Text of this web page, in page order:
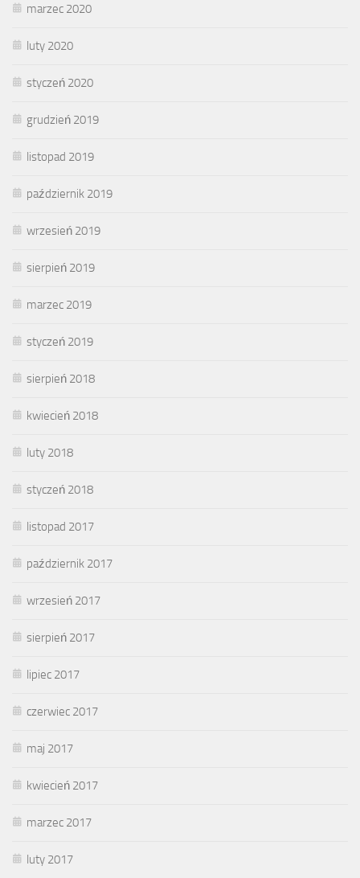
marzec 2020
luty 2020
styczeń 2020
grudzień 2019
listopad 2019
październik 2019
wrzesień 2019
sierpień 2019
marzec 2019
styczeń 2019
sierpień 2018
kwiecień 2018
luty 2018
styczeń 2018
listopad 2017
październik 2017
wrzesień 2017
sierpień 2017
lipiec 2017
czerwiec 2017
maj 2017
kwiecień 2017
marzec 2017
luty 2017